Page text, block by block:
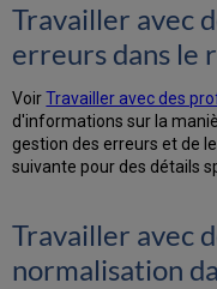
Travailler avec
erreurs dans le
VoirTravailler avec des
d'informations sur la
gestion des erreurs et de
suivante pour des détails
Travailler avec
normalisation